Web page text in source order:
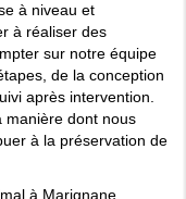
à niveau et
à réaliser des
sur notre équipe
de la conception
après intervention.
manière dont nous
à la préservation de
à Marignane